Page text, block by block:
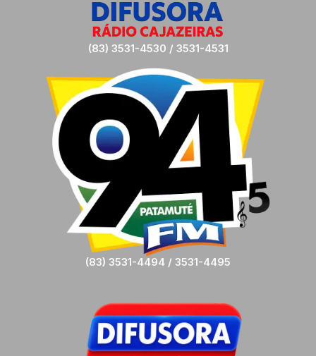
(83) 3531-4530 / 3531-4531
(83) 3531-4494 / 3531-4495